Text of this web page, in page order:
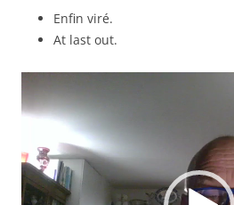
Enfin viré.
At last out.
Lecteur
vidéo